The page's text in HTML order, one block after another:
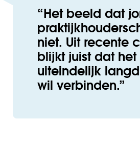
Het beeld dat
niet. Uit recente
blijkt juist dat
uiteindelijk
wil verbinden.